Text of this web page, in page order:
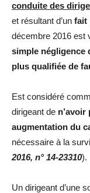
conduite des
et résultant d’un fait
décembre 2016 est
simple négligence
plus qualifiée de
Est considéré
dirigeant de n’avoir
augmentation du
nécessaire à la
2016, n° 14-23310).
Un dirigeant d’une